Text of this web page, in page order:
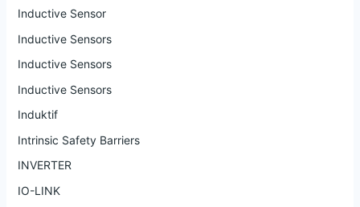
Inductive Sensor
Inductive Sensors
Inductive Sensors
Inductive Sensors
Induktif
Intrinsic Safety Barriers
INVERTER
IO-LINK